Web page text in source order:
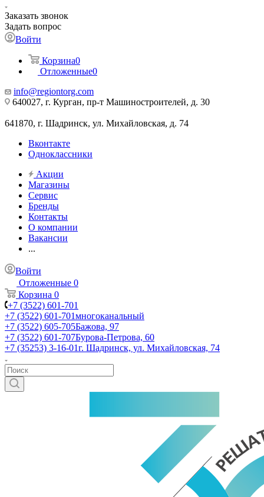
Заказать звонок
Задать вопрос
Войти
Корзина0
Отложенные0
info@regiontorg.com
640027, г. Курган, пр-т Машиностроителей, д. 30
641870, г. Шадринск, ул. Михайловская, д. 74
Вконтакте
Одноклассники
Акции
Магазины
Сервис
Бренды
Контакты
О компании
Вакансии
...
Войти
Отложенные 0
Корзина 0
+7 (3522) 601-701
+7 (3522) 601-701многоканальный
+7 (3522) 605-705Бажова, 97
+7 (3522) 601-707Бурова-Петрова, 60
+7 (35253) 3-16-01г. Шадринск, ул. Михайловская, 74